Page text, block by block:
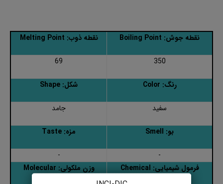
نقطه جوش: Boiling Point نقطه ذوب: Melting Point
350
69
رنگ: Color شکل: Shape
سفید جامد
بو: Smell مزه: Taste
-
-
فرمول شیمیایی: Chemical
وزن ملکولی: Molecular